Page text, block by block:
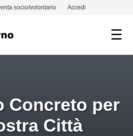
socio/volontario Accedi
☰
Concreto per
Città